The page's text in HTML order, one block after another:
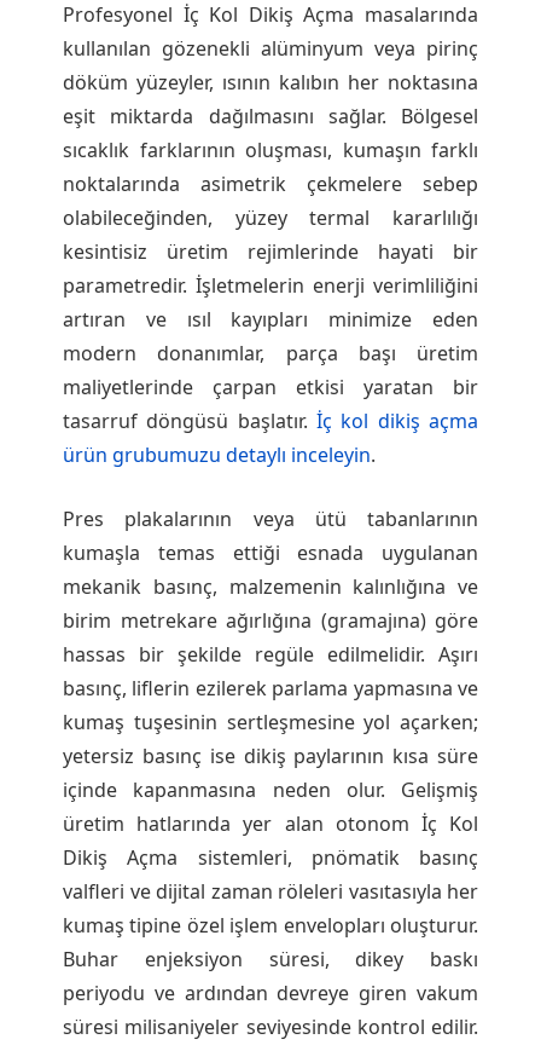
Profesyonel İç Kol Dikiş Açma masalarında
kullanılan gözenekli alüminyum veya pirinç
döküm yüzeyler, ısının kalıbın her noktasına
eşit miktarda dağılmasını sağlar. Bölgesel
sıcaklık farklarının oluşması, kumaşın farklı
noktalarında asimetrik çekmelere sebep
olabileceğinden, yüzey termal kararlılığı
kesintisiz üretim rejimlerinde hayati bir
parametredir. İşletmelerin enerji verimliliğini
artıran ve ısıl kayıpları minimize eden
modern donanımlar, parça başı üretim
maliyetlerinde çarpan etkisi yaratan bir
tasarruf döngüsü başlatır. İç kol dikiş açma
ürün grubumuzu detaylı inceleyin.
Pres plakalarının veya ütü tabanlarının
kumaşla temas ettiği esnada uygulanan
mekanik basınç, malzemenin kalınlığına ve
birim metrekare ağırlığına (gramajına) göre
hassas bir şekilde regüle edilmelidir. Aşırı
basınç, liflerin ezilerek parlama yapmasına ve
kumaş tuşesinin sertleşmesine yol açarken;
yetersiz basınç ise dikiş paylarının kısa süre
içinde kapanmasına neden olur. Gelişmiş
üretim hatlarında yer alan otonom İç Kol
Dikiş Açma sistemleri, pnömatik basınç
valfleri ve dijital zaman röleleri vasıtasıyla her
kumaş tipine özel işlem envelopları oluşturur.
Buhar enjeksiyon süresi, dikey baskı
periyodu ve ardından devreye giren vakum
süresi milisaniyeler seviyesinde kontrol edilir.